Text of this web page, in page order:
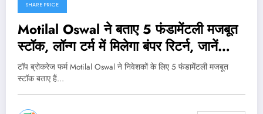
SHARE PRICE
Motilal Oswal ने बताए 5 फंडामेंटली मजबूत
स्टॉक, लॉन्ग टर्म में मिलेगा बंपर रिटर्न, जानें
टारगेट प्राइस!
टॉप ब्रोकरेज फर्म Motilal Oswal ने निवेशकों के लिए 5 फंडामेंटली मजबूत
स्टॉक बताए हैं…